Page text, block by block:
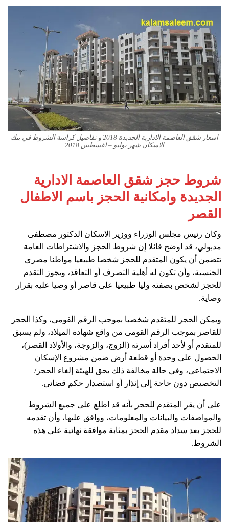
اسعار شقق العاصمة الادارية الجديدة 2018 و تفاصيل كراسة الشروط في بنك
الاسكان شهر يوليو – اغسطس 2018
شروط حجز شقق العاصمة الادارية
الجديدة وامكانية الحجز باسم الاطفال
القصر
وكان رئيس مجلس الوزراء ووزير الاسكان الدكتور مصطفى
مدبولي، قد اوضح قائلا إن شروط الحجز والاشتراطات العامة
تتضمن أن يكون المتقدم للحجز شخصا طبيعيا مواطنا مصرى
الجنسية، وأن تكون له أهلية التصرف أو التعاقد، ويجوز التقدم
للحجز لشخص بصفته وليا طبيعيا على قاصر أو وصيا عليه بقرار
وصاية.
ويمكن الحجز للمتقدم شخصيا بموجب الرقم القومى، وكذا الحجز
للقاصر بموجب الرقم القومى من واقع شهادة الميلاد، ولم يسبق
للمتقدم أو لأحد أفراد أسرته (الزوج، والزوجة، والأولاد القصر)،
الحصول على وحدة أو قطعة أرض ضمن مشروع الإسكان
الاجتماعى، وفي حالة مخالفة ذلك يحق للهيئة إلغاء الحجز/
التخصيص دون حاجة إلى إنذار أو استصدار حكم قضائى.
على أن يقر المتقدم للحجز بأنه قد اطلع على جميع الشروط
والمواصفات والبيانات والمعلومات، ووافق عليها، وأن تقدمه
للحجز بعد سداد مقدم الحجز بمثابة موافقة نهائية على هذه
الشروط.